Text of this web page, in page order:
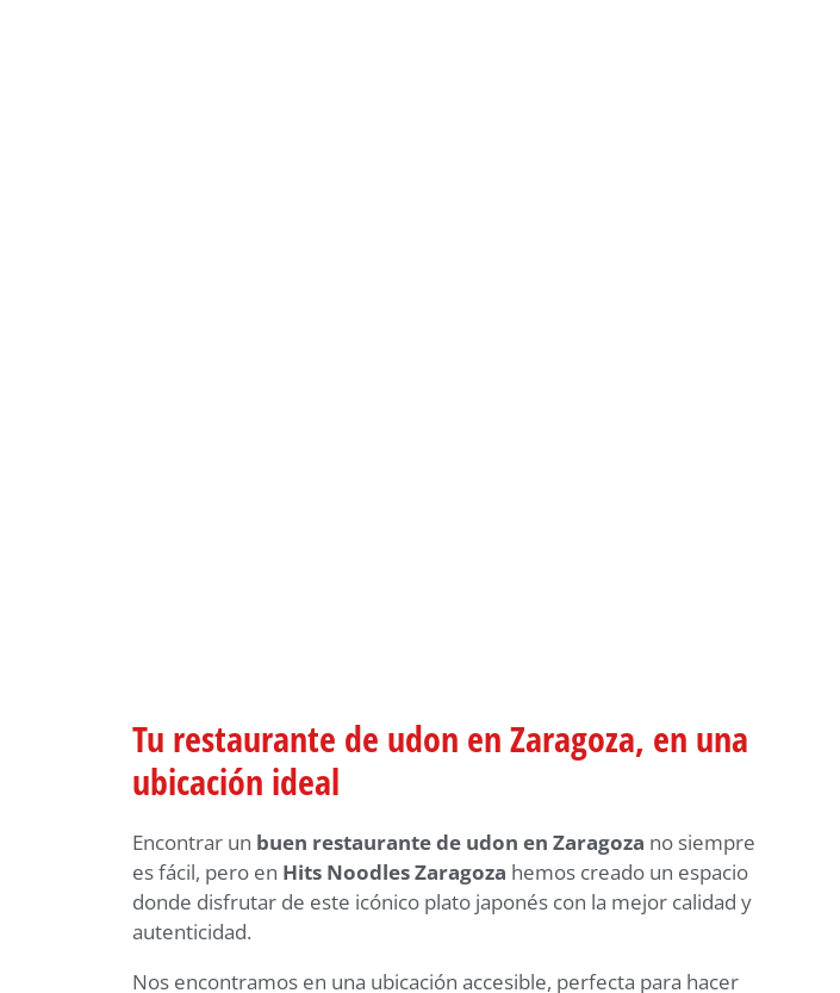
Tu restaurante de udon en Zaragoza, en una
ubicación ideal
Encontrar un buen restaurante de udon en Zaragoza no siempre
es fácil, pero en Hits Noodles Zaragoza hemos creado un espacio
donde disfrutar de este icónico plato japonés con la mejor calidad y
autenticidad.
Nos encontramos en una ubicación accesible, perfecta para hacer